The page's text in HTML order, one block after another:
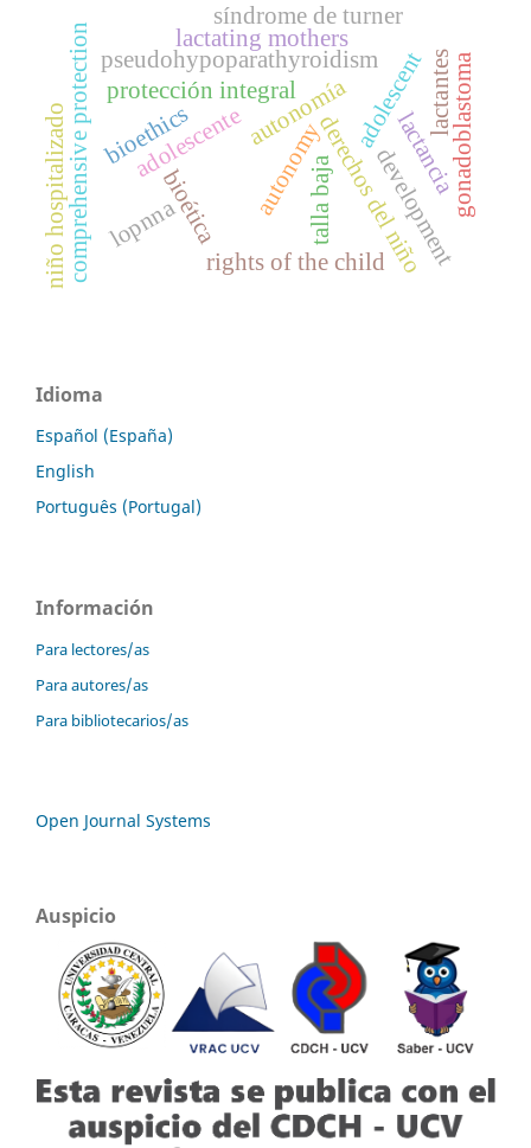
bioética
autonomíaderechos del niño
protección integral
adolescente
bioethics autonomy
rights of the child
comprehensive protection adolescent
lopnna
niño hospitalizado
pseudohypoparathyroidism
lactancia
lactating mothers
síndrome de turner
talla baja gonadoblastoma
lactantes
development
Idioma
Español (España)
English
Português (Portugal)
Información
Para lectores/as
Para autores/as
Para bibliotecarios/as
Open Journal Systems
Auspicio